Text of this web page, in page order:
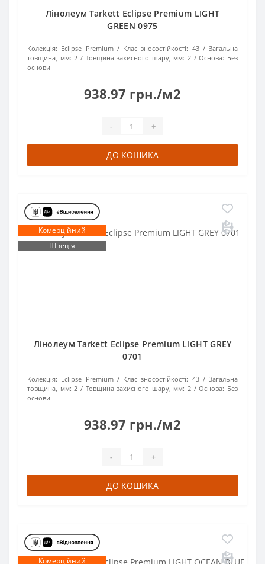
Лінолеум Tarkett Eclipse Premium LIGHT
GREEN 0975
Колекція: Eclipse Premium Клас зносостійкості: 43
Загальна
товщина, мм: 2 Товщина захисного шару, мм: 2 Основа: Без
основи
938.97 грн./м2
- +
ДО КОШИКА
Комерційний
Швеція
Лінолеум Tarkett Eclipse Premium LIGHT GREY
0701
Колекція: Eclipse Premium Клас зносостійкості: 43
Загальна
товщина, мм: 2 Товщина захисного шару, мм: 2 Основа: Без
основи
938.97 грн./м2
- +
ДО КОШИКА
Комерційний